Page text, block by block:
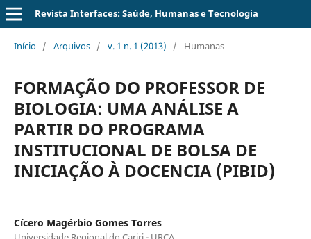
Revista Interfaces: Saúde, Humanas e Tecnologia
Início / Arquivos / v. 1 n. 1 (2013) / Humanas
FORMAÇÃO DO PROFESSOR DE
BIOLOGIA: UMA ANÁLISE A
PARTIR DO PROGRAMA
INSTITUCIONAL DE BOLSA DE
INICIAÇÃO À DOCENCIA (PIBID)
Cícero Magérbio Gomes Torres